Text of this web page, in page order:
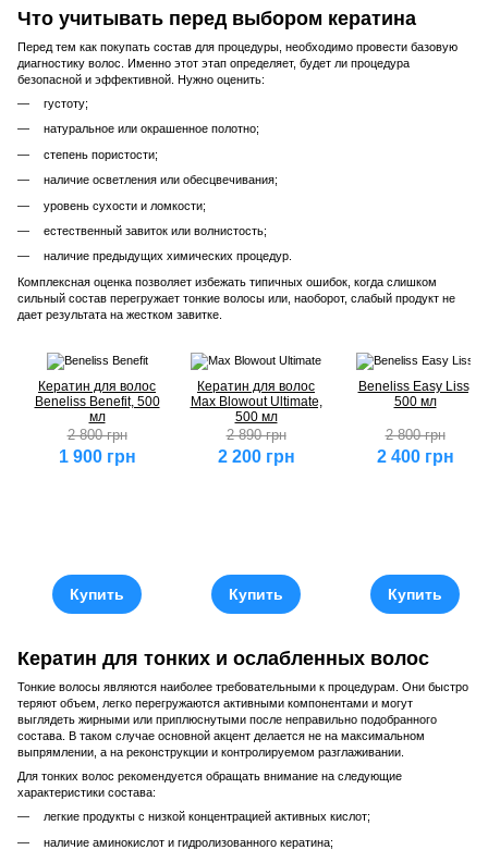
Что учитывать перед выбором кератина
Перед тем как покупать состав для процедуры, необходимо провести базовую
диагностику волос. Именно этот этап определяет, будет ли процедура
безопасной и эффективной. Нужно оценить:
густоту;
натуральное или окрашенное полотно;
степень пористости;
наличие осветления или обесцвечивания;
уровень сухости и ломкости;
естественный завиток или волнистость;
наличие предыдущих химических процедур.
Комплексная оценка позволяет избежать типичных ошибок, когда слишком
сильный состав перегружает тонкие волосы или, наоборот, слабый продукт не
дает результата на жестком завитке.
Кератин для волос
Beneliss Benefit, 500
мл
2 800 грн
1 900 грн
Купить
Кератин для волос
Max Blowout Ultimate,
500 мл
2 890 грн
2 200 грн
Купить
Beneliss Easy Liss,
500 мл
2 800 грн
2 400 грн
Купить
Кератин для тонких и ослабленных волос
Тонкие волосы являются наиболее требовательными к процедурам. Они быстро
теряют объем, легко перегружаются активными компонентами и могут
выглядеть жирными или приплюснутыми после неправильно подобранного
состава. В таком случае основной акцент делается не на максимальном
выпрямлении, а на реконструкции и контролируемом разглаживании.
Для тонких волос рекомендуется обращать внимание на следующие
характеристики состава:
легкие продукты с низкой концентрацией активных кислот;
наличие аминокислот и гидролизованного кератина;